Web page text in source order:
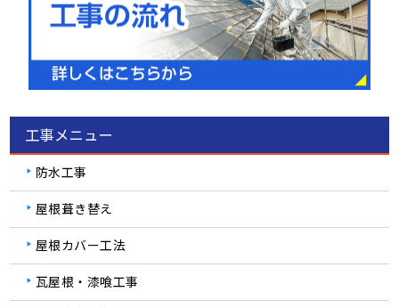
工事メニュー
防水工事
屋根葺き替え
屋根カバー工法
瓦屋根・漆喰工事